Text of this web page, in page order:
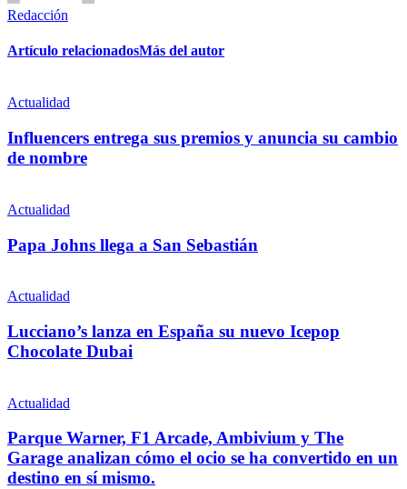
Redacción
Artículo relacionadosMás del autor
Actualidad
Influencers entrega sus premios y anuncia su cambio
de nombre
Actualidad
Papa Johns llega a San Sebastián
Actualidad
Lucciano’s lanza en España su nuevo Icepop
Chocolate Dubai
Actualidad
Parque Warner, F1 Arcade, Ambivium y The
Garage analizan cómo el ocio se ha convertido en un
destino en sí mismo.